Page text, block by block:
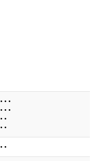
• • •
• • •
• •
• •
• •